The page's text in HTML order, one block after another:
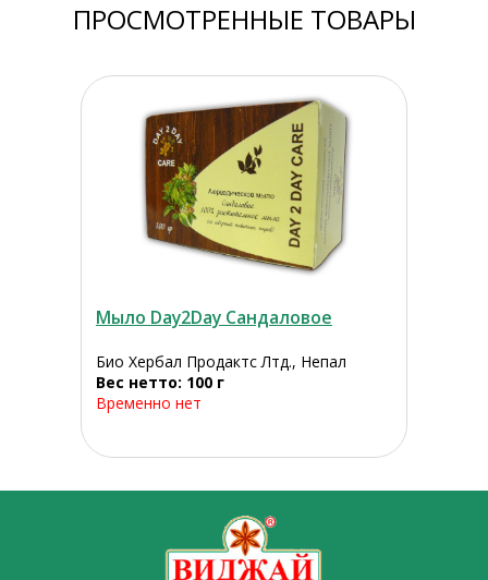
ПРОСМОТРЕННЫЕ ТОВАРЫ
Мыло Day2Day Сандаловое
Био Хербал Продактс Лтд., Непал
Вес нетто: 100 г
Временно нет